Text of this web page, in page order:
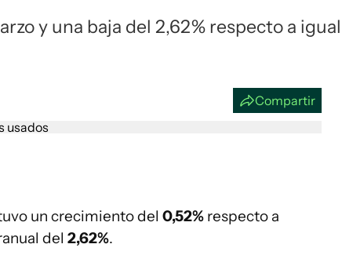
y una baja del 2,62% respecto a igual
Compartir
un crecimiento del 0,52% respecto a
del 2,62%.